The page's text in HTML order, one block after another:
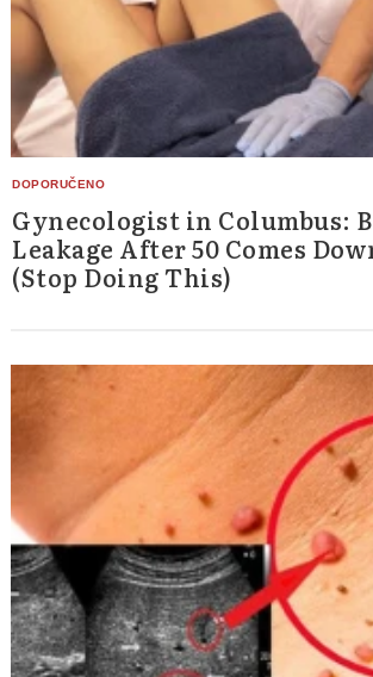
Gynecologist in Columbus:
Leakage After 50 Comes
(Stop Doing This)